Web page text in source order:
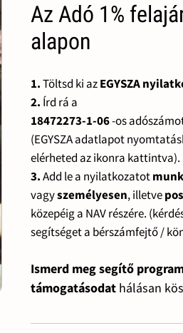
Az Adó 1%
alapon
1.Töltsd ki azEGYSZA
2. Írd rá a
18472273-1-06-os
(EGYSZA adatlapot
elérheted az ikonra kattintva).
3.Add le a nyilatkozatot
vagyszemélyesen, illetve
közepéig a NAV részére.
segítséget a bérszámfejtő /
Ismerd meg segítő
támogatásodat hálásan